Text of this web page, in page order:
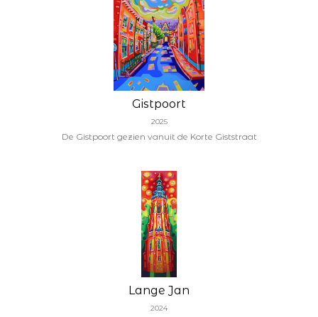
Gistpoort
2025
De Gistpoort gezien vanuit de Korte Giststraat
Lange Jan
2024